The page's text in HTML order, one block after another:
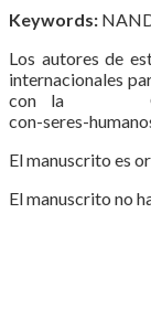
Keywords:
Los autores de
internacionales
con la
con-seres-
El manuscrito es
El manuscrito no